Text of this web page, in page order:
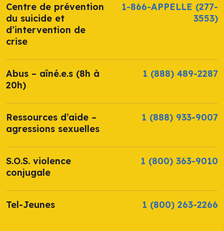
Centre de prévention
du suicide et
d’intervention de
crise
1-866-APPELLE (277-
3553)
Abus – aîné.e.s (8h à
20h)
1 (888) 489-2287
Ressources d’aide –
agressions sexuelles
1 (888) 933-9007
S.O.S. violence
conjugale
1 (800) 363-9010
Tel-Jeunes 1 (800) 263-2266